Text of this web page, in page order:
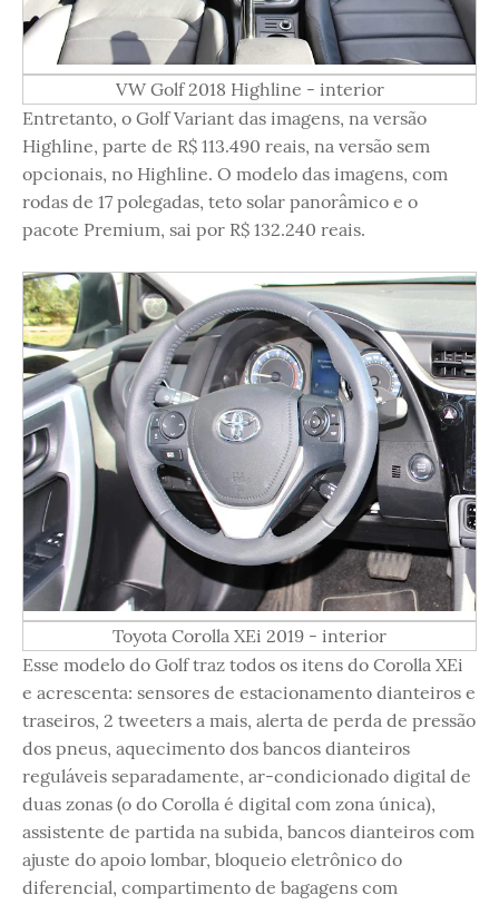
VW Golf 2018 Highline - interior
Entretanto, o Golf Variant das imagens, na versão
Highline, parte de R$ 113.490 reais, na versão sem
opcionais, no Highline. O modelo das imagens, com
rodas de 17 polegadas, teto solar panorâmico e o
pacote Premium, sai por R$ 132.240 reais.
Toyota Corolla XEi 2019 - interior
Esse modelo do Golf traz todos os itens do Corolla XEi
e acrescenta: sensores de estacionamento dianteiros e
traseiros, 2 tweeters a mais, alerta de perda de pressão
dos pneus, aquecimento dos bancos dianteiros
reguláveis separadamente, ar-condicionado digital de
duas zonas (o do Corolla é digital com zona única),
assistente de partida na subida, bancos dianteiros com
ajuste do apoio lombar, bloqueio eletrônico do
diferencial, compartimento de bagagens com